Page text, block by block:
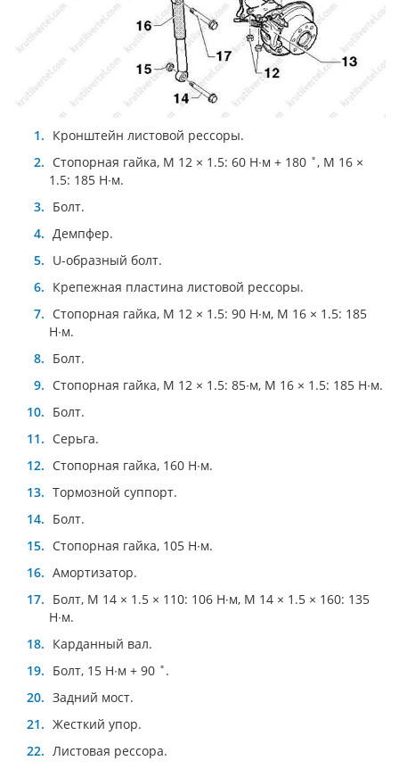
Кронштейн листовой рессоры.
Стопорная гайка, М 12 × 1.5: 60 Н∙м + 180 ˚, М 16 ×
1.5: 185 Н∙м.
Болт.
Демпфер.
U-образный болт.
Крепежная пластина листовой рессоры.
Стопорная гайка, М 12 × 1.5: 90 Н∙м, М 16 × 1.5: 185
Н∙м.
Болт.
Стопорная гайка, М 12 × 1.5: 85∙м, М 16 × 1.5: 185 Н∙м.
Болт.
Серьга.
Стопорная гайка, 160 Н∙м.
Тормозной суппорт.
Болт.
Стопорная гайка, 105 Н∙м.
Амортизатор.
Болт, М 14 × 1.5 × 110: 106 Н∙м, М 14 × 1.5 × 160: 135
Н∙м.
Карданный вал.
Болт, 15 Н∙м + 90 ˚.
Задний мост.
Жесткий упор.
Листовая рессора.